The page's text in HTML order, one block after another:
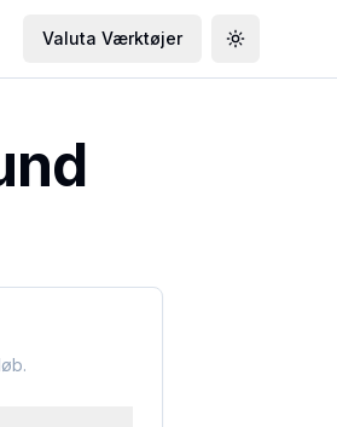
Valuta Værktøjer Toggle